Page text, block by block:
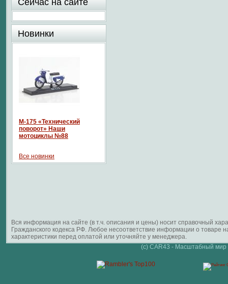
Сейчас на сайте
Новинки
М-175 «Технический
поворот» Наши
мотоциклы №88
Все новинки
Вся информация на сайте (в т.ч. описания и цены) носит справочный
Гражданского кодекса РФ. Любое несоответствие информации о
характеристики перед оплатой или уточняйте у менеджера.
(c) CAR43 - Масштабный мир